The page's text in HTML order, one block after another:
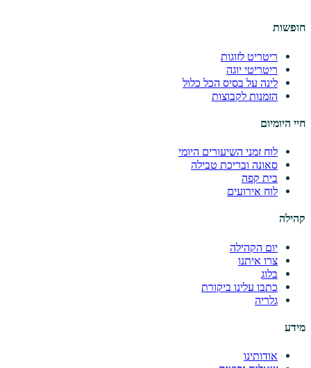
חופשות
ריטריט לזוגות
ריטריטי יוגה
לינה על בסיס הכל כלול
הזמנות לקבוצות
חיי היומיום
לוח זמני השיעורים היומי
סאונה ובריכת טבילה
בית קפה
לוח אירועים
קהילה
יום הקהילה
צרו איתנו
בלוג
כתבו עלינו ביקורת
גלריה
מידע
אודותינו